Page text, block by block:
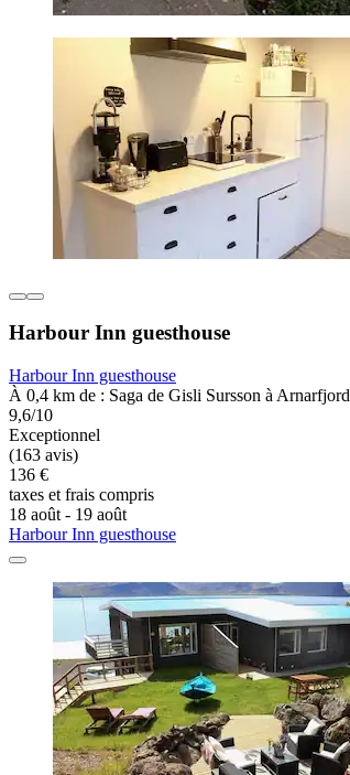
Harbour Inn guesthouse
Harbour Inn guesthouse
À 0,4 km de : Saga de Gisli Sursson à Arnarfjord
9,6/10
Exceptionnel
(163 avis)
136 €
taxes et frais compris
18 août - 19 août
Harbour Inn guesthouse